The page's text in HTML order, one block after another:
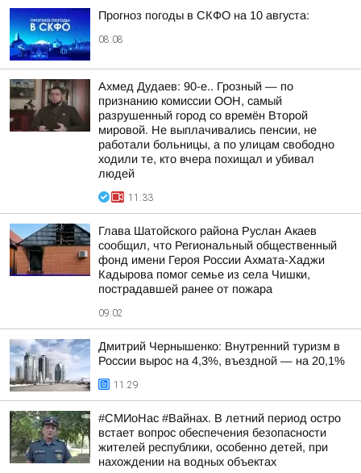
Прогноз погоды в СКФО на 10 августа:
08:08
Ахмед Дудаев: 90-е.. Грозный — по
признанию комиссии ООН, самый
разрушенный город со времён Второй
мировой. Не выплачивались пенсии, не
работали больницы, а по улицам свободно
ходили те, кто вчера похищал и убивал
людей
11:33
Глава Шатойского района Руслан Акаев
сообщил, что Региональный общественный
фонд имени Героя России Ахмата-Хаджи
Кадырова помог семье из села Чишки,
пострадавшей ранее от пожара
09:02
Дмитрий Чернышенко: Внутренний туризм в
России вырос на 4,3%, въездной — на 20,1%
11:29
#СМИоНас #Вайнах. В летний период остро
встает вопрос обеспечения безопасности
жителей республики, особенно детей, при
нахождении на водных объектах